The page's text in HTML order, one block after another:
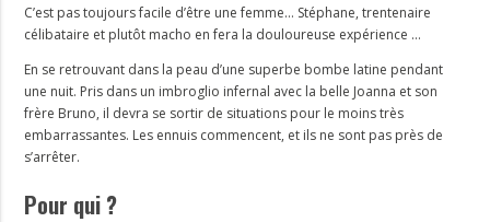
C’est pas toujours facile d’être une femme… Stéphane, trentenaire
célibataire et plutôt macho en fera la douloureuse expérience …
En se retrouvant dans la peau d’une superbe bombe latine pendant
une nuit. Pris dans un imbroglio infernal avec la belle Joanna et son
frère Bruno, il devra se sortir de situations pour le moins très
embarrassantes. Les ennuis commencent, et ils ne sont pas près de
s’arrêter.
Pour qui ?